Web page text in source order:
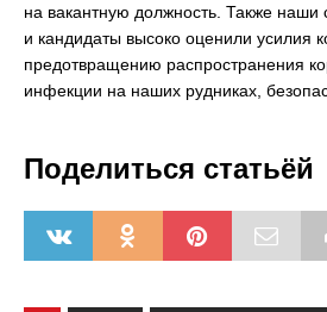
на вакантную должность. Также наши
и кандидаты высоко оценили усилия
предотвращению распространения
инфекции на наших рудниках,
Поделиться статьёй